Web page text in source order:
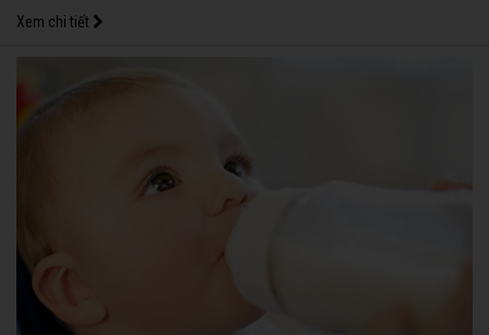
của bé kéo dài.
Xem chi tiết